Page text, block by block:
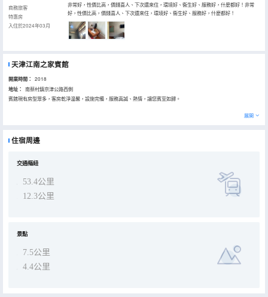
商務旅客
特惠房
入住於2024年03月
非常好，性價比高，價錢喜人、下次還來住，環境好、衞生好、服務好，什麼都好！非常
好，性價比高，價錢喜人、下次還來住，環境好、衞生好、服務好，什麼都好！
天津江南之家賓館
開業時間： 2018
地址：
南蔡村鎮京津公路西側
賓館現有房型眾多，客房乾淨温馨，設施完備，服務真誠、熱情，讓您賓至如歸。
展開
住宿周邊
交通樞紐
53.4公里
12.3公里
景點
7.5公里
4.4公里